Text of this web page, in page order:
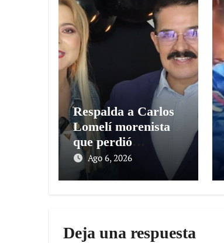
Respalda a Carlos
Lomelí morenista
que perdió
Gubernatura
Ago 6, 2026
Deja una respuesta